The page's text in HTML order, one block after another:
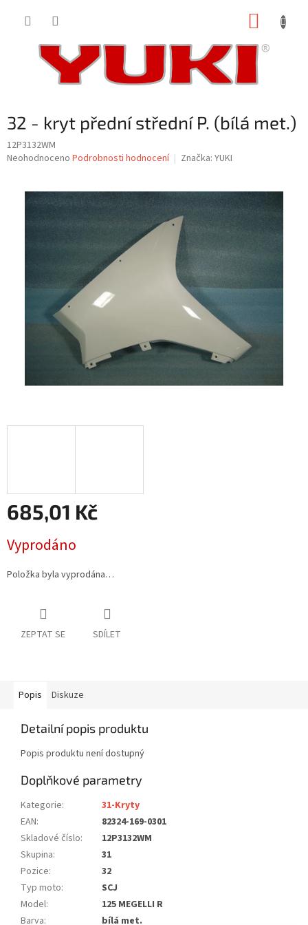
32 - kryt přední střední P. (bílá met.)
12P3132WM
Průměrné
Neohodnoceno Podrobnosti hodnocení Značka: YUKI
685,01 Kč
cena:
Vyprodáno
Položka byla vyprodána…
ZEPTAT SE SDÍLET
Popis Diskuze
Detailní popis produktu
Popis produktu není dostupný
Doplňkové parametry
Kategorie:
31-Kryty
EAN:
82324-169-0301
Skladové číslo:
12P3132WM
Skupina:
31
Pozice:
32
Typ moto:
SCJ
Model:
125 MEGELLI R
Barva: bílá met.